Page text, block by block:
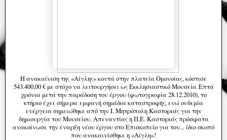
Η ανακαίνιση της «Αίγλης» κοντά στην πλατεία Ομονοίας, κόστισε
543.400,00 € με στόχο να λειτουργήσει ως Εκκλησιαστικό Μουσείο. Επτά
χρόνια μετά την παράδοση του έργου (φωτογραφία 28.12.2010), το
κτήριο έχει σήμερα εμφανή σημάδια καταστροφής, ενώ ουδεμία
ενέργεια σημειώθηκε από την Ι. Μητρόπολη Καστοριάς για την
δημιουργία του Μουσείου. Απεναντίας η Π.Ε. Καστοριάς πρόσφατα
ανακοίνωσε την έναρξη νέου έργου στο Επισκοπείο για τον... ίδιο σκοπό
που ανακαινίσθηκε η «Αίγλη»!